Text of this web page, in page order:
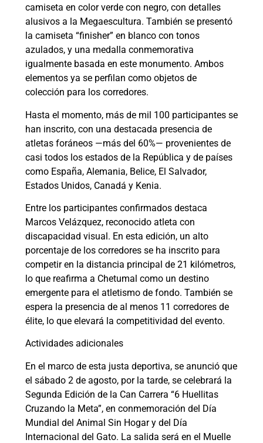
camiseta en color verde con negro, con detalles
alusivos a la Megaescultura. También se presentó
la camiseta “finisher” en blanco con tonos
azulados, y una medalla conmemorativa
igualmente basada en este monumento. Ambos
elementos ya se perfilan como objetos de
colección para los corredores.
Hasta el momento, más de mil 100 participantes se
han inscrito, con una destacada presencia de
atletas foráneos —más del 60%— provenientes de
casi todos los estados de la República y de países
como España, Alemania, Belice, El Salvador,
Estados Unidos, Canadá y Kenia.
Entre los participantes confirmados destaca
Marcos Velázquez, reconocido atleta con
discapacidad visual. En esta edición, un alto
porcentaje de los corredores se ha inscrito para
competir en la distancia principal de 21 kilómetros,
lo que reafirma a Chetumal como un destino
emergente para el atletismo de fondo. También se
espera la presencia de al menos 11 corredores de
élite, lo que elevará la competitividad del evento.
Actividades adicionales
En el marco de esta justa deportiva, se anunció que
el sábado 2 de agosto, por la tarde, se celebrará la
Segunda Edición de la Can Carrera “6 Huellitas
Cruzando la Meta”, en conmemoración del Día
Mundial del Animal Sin Hogar y del Día
Internacional del Gato. La salida será en el Muelle